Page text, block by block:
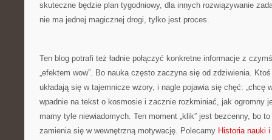
skuteczne będzie plan tygodniowy, dla innych rozwiązywanie
nie ma jednej magicznej drogi, tylko jest proces.
Ten blog potrafi też ładnie połączyć konkretne informacje z
„efektem wow”. Bo nauka często zaczyna się od zdziwienia.
układają się w tajemnicze wzory, i nagle pojawia się chęć: „chcę
wpadnie na tekst o kosmosie i zacznie rozkminiać, jak ogromny
mamy tyle niewiadomych. Ten moment „klik” jest bezcenny, bo
zamienia się w wewnętrzną motywację. Polecamy Historia nauki